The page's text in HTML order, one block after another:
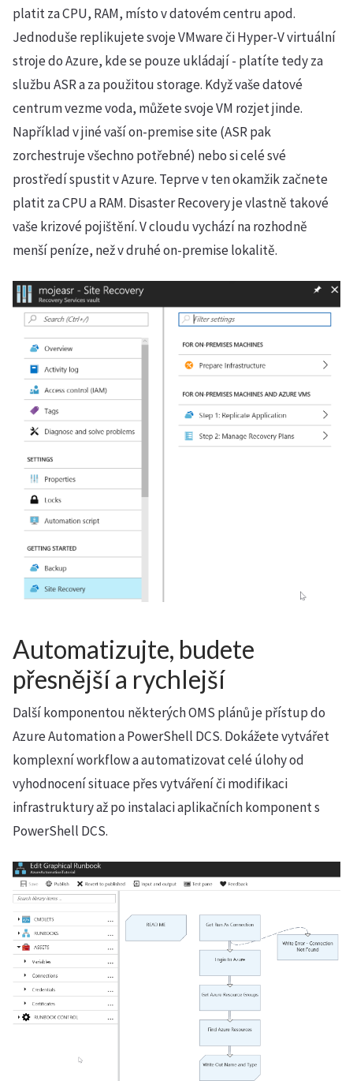
platit za CPU, RAM, místo v datovém centru apod.
Jednoduše replikujete svoje VMware či Hyper-V virtuální
stroje do Azure, kde se pouze ukládají - platíte tedy za
službu ASR a za použitou storage. Když vaše datové
centrum vezme voda, můžete svoje VM rozjet jinde.
Například v jiné vaší on-premise site (ASR pak
zorchestruje všechno potřebné) nebo si celé své
prostředí spustit v Azure. Teprve v ten okamžik začnete
platit za CPU a RAM. Disaster Recovery je vlastně takové
vaše krizové pojištění. V cloudu vychází na rozhodně
menší peníze, než v druhé on-premise lokalitě.
Automatizujte, budete
přesnější a rychlejší
Další komponentou některých OMS plánů je přístup do
Azure Automation a PowerShell DCS. Dokážete vytvářet
komplexní workflow a automatizovat celé úlohy od
vyhodnocení situace přes vytváření či modifikaci
infrastruktury až po instalaci aplikačních komponent s
PowerShell DCS.